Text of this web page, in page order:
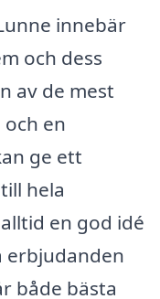
innebär
och dess
av de mest
en
ge ett
hela
en god idé
erbjudanden
både bästa